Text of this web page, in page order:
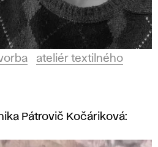
ateliér textilného
Pátrovič Kočáriková: